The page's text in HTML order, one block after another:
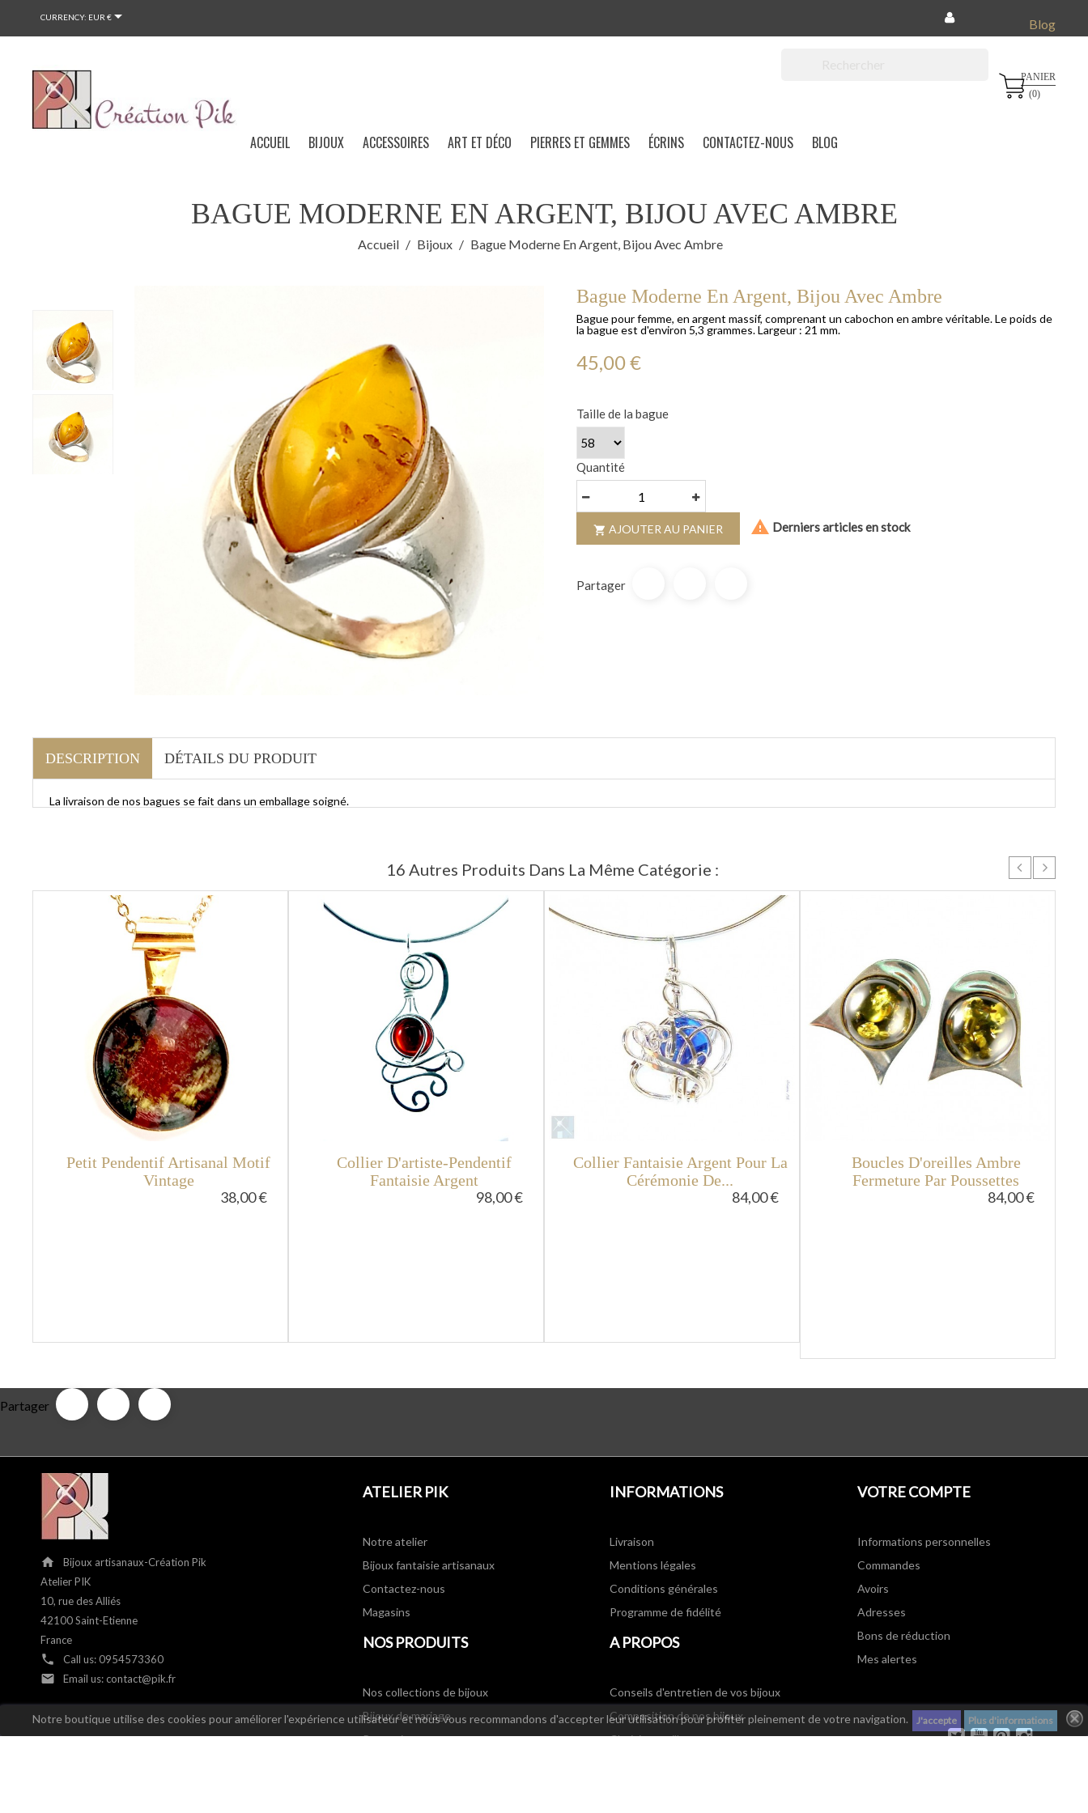
CURRENCY: EUR € Blog
PANIER
(0)
Notre boutique utilise des cookies pour améliorer l'expérience utilisateur et nous vous recommandons d'accepter leur utilisation pour profiter pleinement de votre navigation. J'accepte Plus d'informations

ACCUEIL BIJOUX ACCESSOIRES ART ET DÉCO PIERRES ET GEMMES ÉCRINS CONTACTEZ-NOUS BLOG
BAGUE MODERNE EN ARGENT, BIJOU AVEC AMBRE
Accueil Bijoux Bague Moderne En Argent, Bijou Avec Ambre
Bague Moderne En Argent, Bijou Avec Ambre
Bague pour femme, en argent massif, comprenant un cabochon en ambre véritable. Le poids de
la bague est d'environ 5,3 grammes. Largeur : 21 mm.
45,00 €
Taille de la bague
Quantité
 AJOUTER AU PANIER  Derniers articles en stock
Partager
DESCRIPTION DÉTAILS DU PRODUIT
La livraison de nos bagues se fait dans un emballage soigné.
16 Autres Produits Dans La Même Catégorie :
Petit Pendentif Artisanal Motif
Vintage
38,00 €
Collier D'artiste-Pendentif
Fantaisie Argent
98,00 €
Collier Fantaisie Argent Pour La
Cérémonie De...
84,00 €
Boucles D'oreilles Ambre
Fermeture Par Poussettes
84,00 €
Partager
home
Bijoux artisanaux-Création Pik
Atelier PIK
10, rue des Alliés
42100 Saint-Etienne
France
phone Call us:0954573360
email Email us: contact@pik.fr
ATELIER PIK
Notre atelier
Bijoux fantaisie artisanaux
Contactez-nous
Magasins
INFORMATIONS
Livraison
Mentions légales
Conditions générales
Programme de fidélité
NOS PRODUITS
Nos collections de bijoux
Bijoux de mariage
Promotions
A PROPOS
Conseils d'entretien de vos bijoux
Composition de nos bijoux
Choisir sa taille
VOTRE COMPTE
Informations personnelles
Commandes
Avoirs
Adresses
Bons de réduction
Mes alertes
TwitterYouTubePinterestInstagram